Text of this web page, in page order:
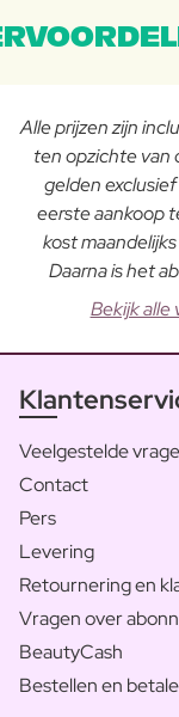
Alle prijzen zijn
ten opzichte van
gelden
eerste aankoop
kost
Daarna is het
Bekijk alle
Veelgestelde
Contact
Pers
Levering
Retournering en
Vragen over
BeautyCash
Bestellen en